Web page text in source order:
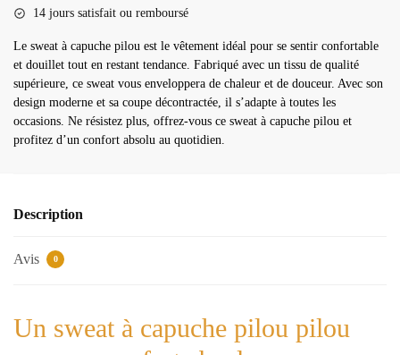
14 jours satisfait ou remboursé
Le sweat à capuche pilou est le vêtement idéal pour se sentir confortable
et douillet tout en restant tendance. Fabriqué avec un tissu de qualité
supérieure, ce sweat vous enveloppera de chaleur et de douceur. Avec son
design moderne et sa coupe décontractée, il s’adapte à toutes les
occasions. Ne résistez plus, offrez-vous ce sweat à capuche pilou et
profitez d’un confort absolu au quotidien.
Description
Avis 0
Un sweat à capuche pilou pilou